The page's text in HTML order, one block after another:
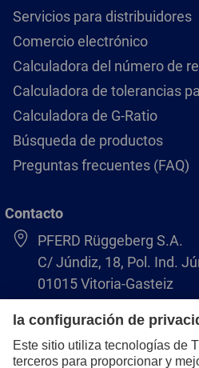
Servicios para distribuidores
Comercio electrónico
Calculadora del número de
Calculadora de tolerancias
Calculadora de G-Ratio
Búsqueda de productos
Preguntas frecuentes (FAQ)
Contacto
PFERD Rüggeberg S.A.
C/ Júndiz, 18, Pol. Ind.
01015 Vitoria-Gasteiz
+34 945 184 400
pferd-es@pferd.com